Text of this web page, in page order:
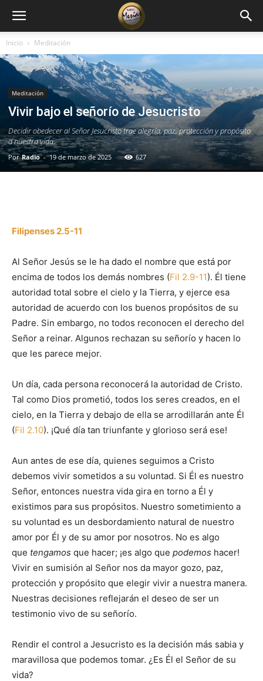
Inicio Meditación
Meditación
Vivir bajo el señorío de Jesucristo
Decidir obedecer al Señor Jesucristo trae alegría, paz, protección y propósito
a nuestra vida.
Por Radio - 19 de marzo de 2025 627
Filipenses 2.5-11
Al Señor Jesús se le ha dado el nombre que está por
encima de todos los demás nombres (Fil 2.9-11). Él tiene
autoridad total sobre el cielo y la Tierra, y ejerce esa
autoridad de acuerdo con los buenos propósitos de su
Padre. Sin embargo, no todos reconocen el derecho del
Señor a reinar. Algunos rechazan su señorío y hacen lo
que les parece mejor.
Un día, cada persona reconocerá la autoridad de Cristo.
Tal como Dios prometió, todos los seres creados, en el
cielo, en la Tierra y debajo de ella se arrodillarán ante Él
(Fil 2.10). ¡Qué día tan triunfante y glorioso será ese!
Aun antes de ese día, quienes seguimos a Cristo
debemos vivir sometidos a su voluntad. Si Él es nuestro
Señor, entonces nuestra vida gira en torno a Él y
existimos para sus propósitos. Nuestro sometimiento a
su voluntad es un desbordamiento natural de nuestro
amor por Él y de su amor por nosotros. No es algo
que tengamos que hacer; ¡es algo que podemos hacer!
Vivir en sumisión al Señor nos da mayor gozo, paz,
protección y propósito que elegir vivir a nuestra manera.
Nuestras decisiones reflejarán el deseo de ser un
testimonio vivo de su señorío.
Rendir el control a Jesucristo es la decisión más sabia y
maravillosa que podemos tomar. ¿Es Él el Señor de su
vida?